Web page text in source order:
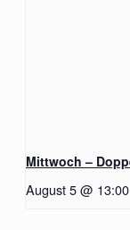
Mittwoch –
August 5 @ 13:00